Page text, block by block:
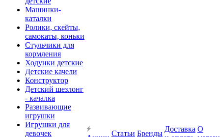
Машинки-
каталки
Ролики, скейты,
самокаты, коньки
Стульчики для
кормления
Ходунки детские
Детские качели
Конструктор
Детский шезлонг
- качалка
Развивающие
игрушки
Игрушки для
девочек
Статьи Бренды
Доставка О